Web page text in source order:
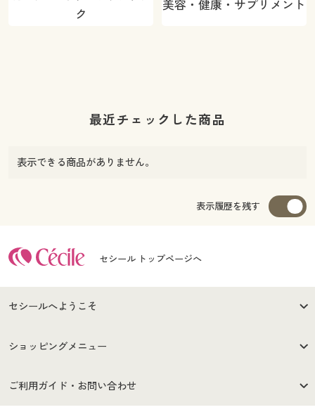
ク
美容・健康・サプリメント
最近チェックした商品
表示できる商品がありません。
表示履歴を残す
セシール トップページへ
セシールへようこそ
はじめての方へ
セシールご利用規約
ショッピングメニュー
商品カテゴリ
ご利用ガイド・お問い合わせ